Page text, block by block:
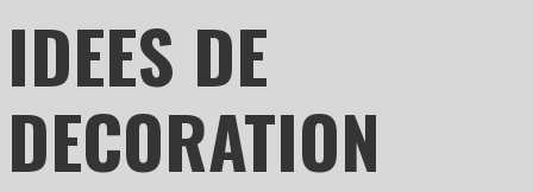
IDEES DE
DECORATION